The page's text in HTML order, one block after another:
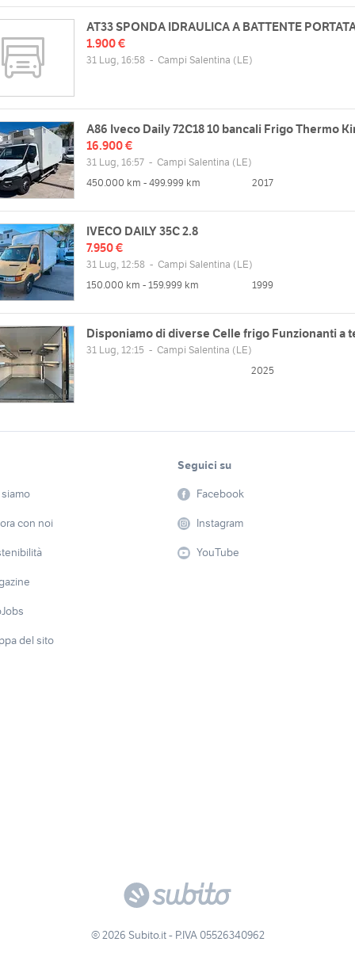
AT33 SPONDA IDRAULICA A BATTENTE
1.900 €
31 Lug, 16:58 - Campi Salentina (LE)
A86 Iveco Daily 72C18 10 bancali Frigo Thermo
16.900 €
31 Lug, 16:57 - Campi Salentina (LE)
450.000 km - 499.999 km
2017
IVECO DAILY 35C 2.8
7.950 €
31 Lug, 12:58 - Campi Salentina (LE)
150.000 km - 159.999 km
1999
Disponiamo di diverse Celle frigo Funzionanti a
31 Lug, 12:15 - Campi Salentina (LE)
2025
con noi
del sito
Seguici su
Facebook
Instagram
YouTube
© 2026 Subito.it - P.IVA 05526340962